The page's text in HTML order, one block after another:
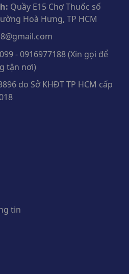
Quầy E15 Chợ Thuốc số
Hoà Hưng, TP HCM
- 0916977188 (Xin gọi để
tận nơi)
do Sở KHĐT TP HCM cấp
tin